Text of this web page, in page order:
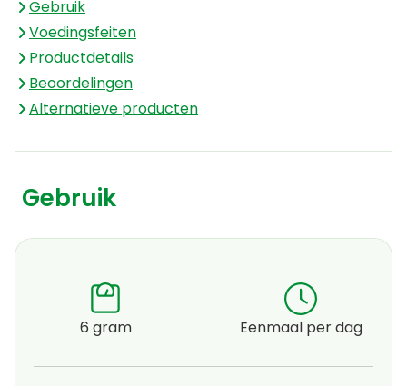
Gebruik
Voedingsfeiten
Productdetails
Beoordelingen
Alternatieve producten
Gebruik
6 gram Eenmaal per dag